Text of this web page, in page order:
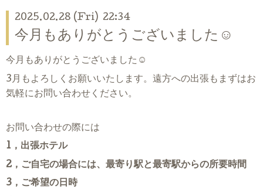
2025.02.28 (Fri) 22:34
今月もありがとうございました☺
今月もありがとうございました☺
3月もよろしくお願いいたします。遠方への出張もまずはお
気軽にお問い合わせください。
お問い合わせの際には
1，出張ホテル
2，ご自宅の場合には、最寄り駅と最寄駅からの所要時間
3，ご希望の日時